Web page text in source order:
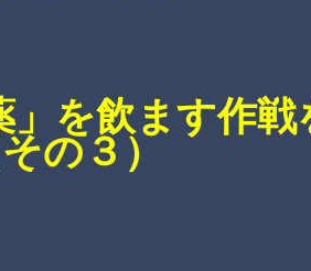
ださい！ その３
の悩み 自分の悩み
」を飲ます作
の３）